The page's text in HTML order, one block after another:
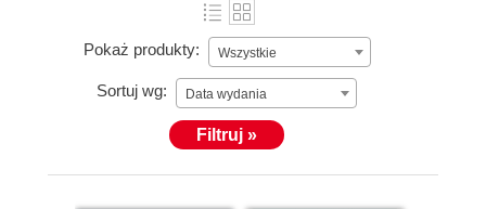
Pokaż produkty: Wszystkie
Sortuj wg: Data wydania
Filtruj »